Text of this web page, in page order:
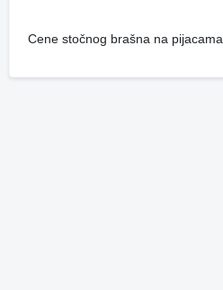
Cene stočnog brašna na pijacama